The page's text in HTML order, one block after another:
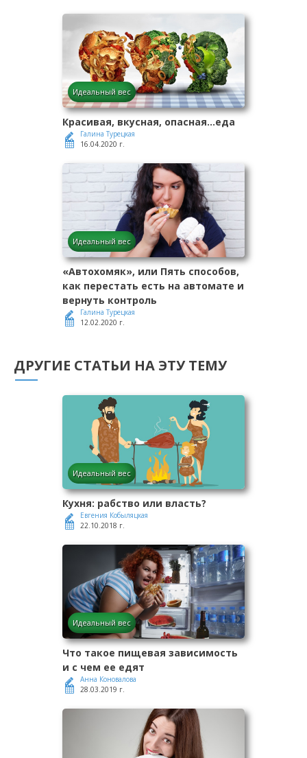
Идеальный вес
Красивая, вкусная, опасная…еда
Галина Турецкая
16.04.2020 г.
Идеальный вес
«Автохомяк», или Пять способов,
как перестать есть на автомате и
вернуть контроль
Галина Турецкая
12.02.2020 г.
ДРУГИЕ СТАТЬИ НА ЭТУ ТЕМУ
Идеальный вес
Кухня: рабство или власть?
Евгения Кобыляцкая
22.10.2018 г.
Идеальный вес
Что такое пищевая зависимость
и с чем ее едят
Анна Коновалова
28.03.2019 г.